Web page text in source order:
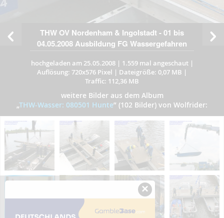
THW OV Nordenham & Ingolstadt - 01 bis
04.05.2008 Ausbildung FG Wassergefahren
hochgeladen am 25.05.2008| 1.559 mal angeschaut|
Auflösung: 720x576 Pixel | Dateigröße: 0,07 MB |
Traffic: 112,36 MB
weitere Bilder aus dem Album
„THW-Wasser: 080501 Hunte” (102 Bilder) von Wolfrider:
×